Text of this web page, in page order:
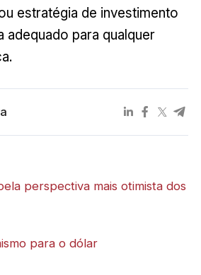
estratégia de investimento
adequado para qualquer
perspectiva mais otimista dos
para o dólar